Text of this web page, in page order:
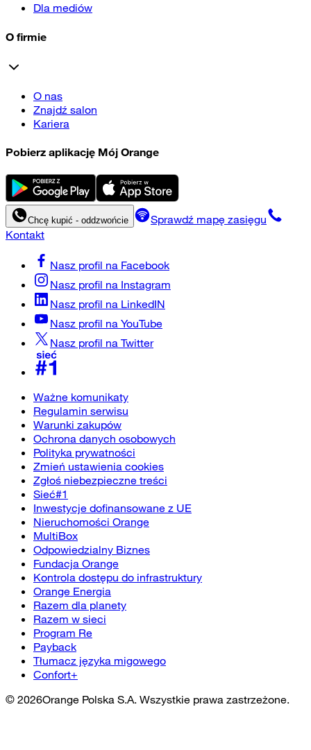
Dla mediów
O firmie
O nas
Znajdź salon
Kariera
Pobierz aplikację Mój Orange
Chcę kupić - oddzwońcie
Sprawdź mapę zasięgu
Kontakt
Nasz profil na Facebook
Nasz profil na Instagram
Nasz profil na LinkedIN
Nasz profil na YouTube
Nasz profil na Twitter
Ważne komunikaty
Regulamin serwisu
Warunki zakupów
Ochrona danych osobowych
Polityka prywatności
Zmień ustawienia cookies
Zgłoś niebezpieczne treści
Sieć#1
Inwestycje dofinansowane z UE
Nieruchomości Orange
MultiBox
Odpowiedzialny Biznes
Fundacja Orange
Kontrola dostępu do infrastruktury
Orange Energia
Razem dla planety
Razem w sieci
Program Re
Payback
Tłumacz języka migowego
Confort+
© 2026Orange Polska S.A. Wszystkie prawa zastrzeżone.